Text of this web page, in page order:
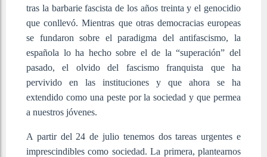
tras la barbarie fascista de los años treinta y el genocidio
que conllevó. Mientras que otras democracias europeas
se fundaron sobre el paradigma del antifascismo, la
española lo ha hecho sobre el de la “superación” del
pasado, el olvido del fascismo franquista que ha
pervivido en las instituciones y que ahora se ha
extendido como una peste por la sociedad y que permea
a nuestros jóvenes.
A partir del 24 de julio tenemos dos tareas urgentes e
imprescindibles como sociedad. La primera, plantearnos